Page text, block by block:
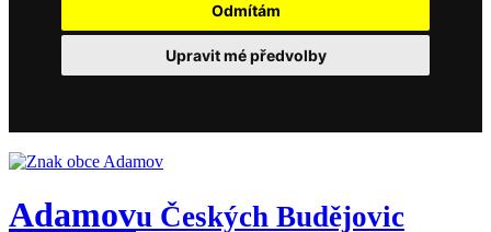
Odmítám
Upravit mé předvolby
Adamovu Českých Budějovic